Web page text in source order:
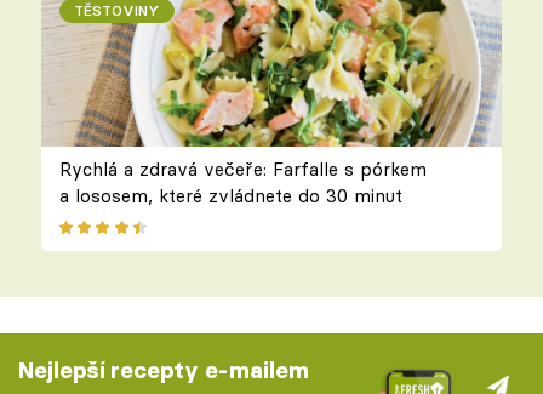
TĚSTOVINY
Rychlá a zdravá večeře: Farfalle s pórkem
a lososem, které zvládnete do 30 minut
Nejlepší recepty e-mailem